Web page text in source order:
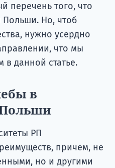
перечень того, что
Польши. Но, чтоб
нужно усердно
что мы
в данной статье.
в
Польши
РП
причем, не
но и другими